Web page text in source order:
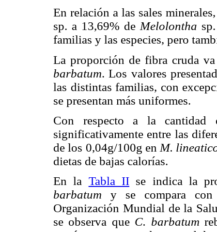
En relación a las sales
sp. a 13,69% de Melolontha
familias y las especies, pero
La proporción de fibra cruda
barbatum. Los valores
las distintas familias, con
se presentan más uniformes.
Con respecto a la cantidad
significativamente entre las
de los 0,04g/100g en M.
dietas de bajas calorías.
En la Tabla II se indica la
barbatum y se compara con
Organización Mundial de la
se observa que C. barbatum